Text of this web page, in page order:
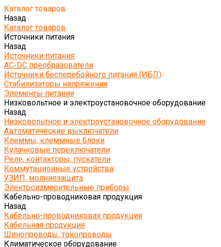
Каталог товаров
Назад
Каталог товаров
Источники питания
Назад
Источники питания
AC-DC преобразователи
Источники бесперебойного питания (ИБП)
Стабилизаторы напряжения
Элементы питания
Низковольтное и электроустановочное оборудование
Назад
Низковольтное и электроустановочное оборудование
Автоматические выключатели
Клеммы, клеммные блоки
Кулачковые переключатели
Реле, контакторы, пускатели
Коммутационные устройства
УЗИП, молниезащита
Электроизмерительные приборы
Кабельно-проводниковая продукция
Назад
Кабельно-проводниковая продукция
Кабельная продукция
Шинопроводы, токопроводы
Климатическое оборудование